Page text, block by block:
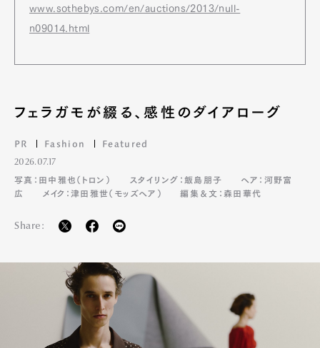
www.sothebys.com/en/auctions/2013/null-
n09014.html
フェラガモが綴る、感性のダイアローグ
PR Fashion Featured
2026.07.17
写真：田中雅也（トロン）
スタイリング：飯島朋子
ヘア：河野富
広
メイク：津田雅世（モッズヘア） 編集＆文：森田華代
Share: